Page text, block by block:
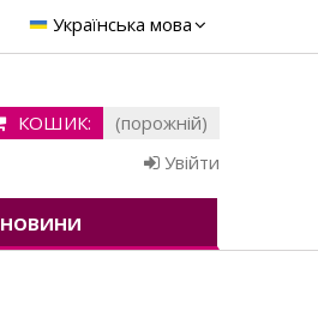
Українська мова
КОШИК:
(порожній)
Увійти
НОВИНИ